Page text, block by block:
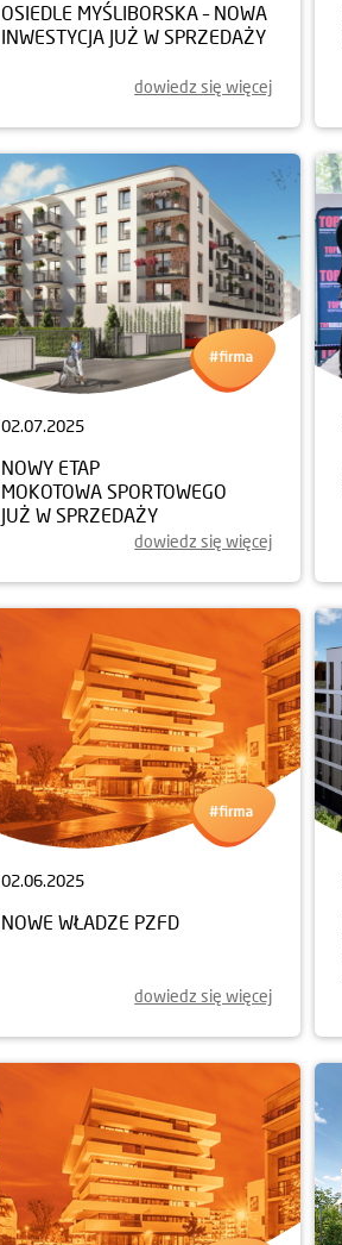
OSIEDLE MYŚLIBORSKA – NOWA
INWESTYCJA JUŻ W SPRZEDAŻY
dowiedz się więcej
02.07.2025
NOWY ETAP
MOKOTOWA SPORTOWEGO
JUŻ W SPRZEDAŻY
dowiedz się więcej
02.06.2025
NOWE WŁADZE PZFD
dowiedz się więcej